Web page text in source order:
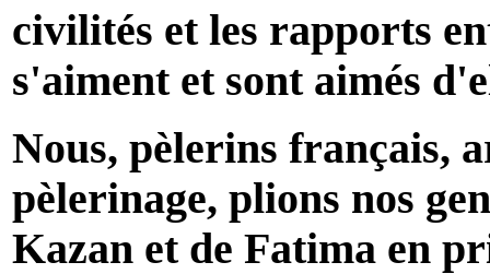
civilités et les rapports
s'aiment et sont aimés
Nous, pèlerins français,
pèlerinage, plions nos
Kazan et de Fatima en